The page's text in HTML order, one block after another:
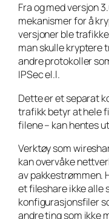
Fra og med versjon
mekanismer for å
versjoner ble
man skulle kryptere
andre protokoller
IPSec el.l.
Dette er et separat
trafikk betyr at hele
filene – kan hentes
Verktøy som
kan overvåke
av pakkestrømmen.
et fileshare ikke alle
konfigurasjonsfiler
andre ting som ikke